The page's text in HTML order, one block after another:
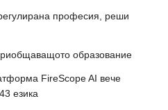
професия, реши
образование
FireScope AI вече
езика